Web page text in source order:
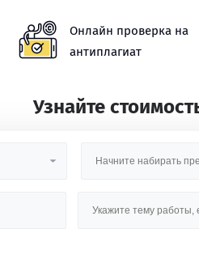
Онлайн проверка на
антиплагиат
Узнайте